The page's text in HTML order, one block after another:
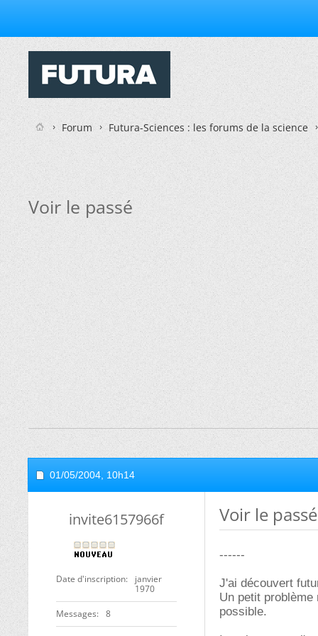
Forum Futura-Sciences : les forums de la science
Voir le passé
01/05/2004, 10h14
invite6157966f
Date d'inscription
janvier
1970
Messages 8
Voir le passé
------
J'ai découvert
Un petit
possible.